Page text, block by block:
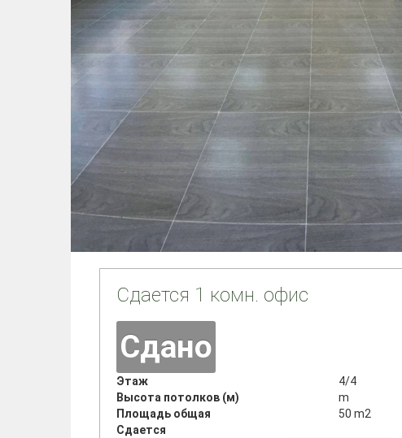
Сдается 1 комн. офис
Сдано
Этаж
4/4
Высота потолков (м)
m
Площадь общая
50 m2
Сдается